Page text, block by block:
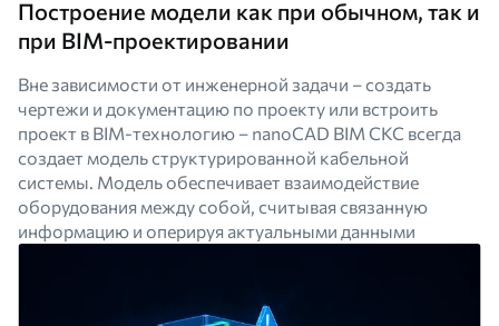
Построение модели как при обычном, так и
при BIM-проектировании
Вне зависимости от инженерной задачи – создать
чертежи и документацию по проекту или встроить
проект в BIM-технологию – nanoCAD BIM СКС всегда
создает модель структурированной кабельной
системы. Модель обеспечивает взаимодействие
оборудования между собой, считывая связанную
информацию и оперируя актуальными данными